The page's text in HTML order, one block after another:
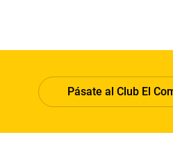
Pásate al Club El